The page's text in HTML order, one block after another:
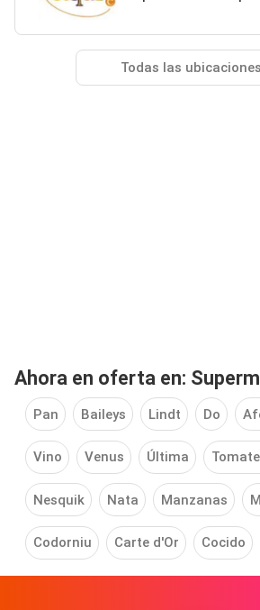
Todas las ubicaciones
Ahora en oferta en:
Pan Baileys Lindt Do
Vino Venus Última
Nesquik Nata Manzanas
Codorniu Carte d'Or Cocido